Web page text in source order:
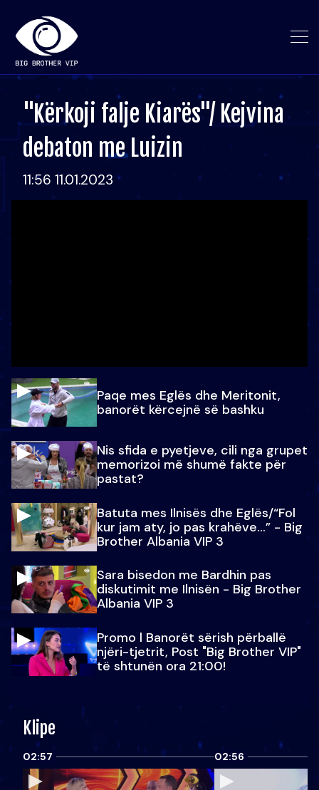
"Kërkoji falje Kiarës"/ Kejvina
debaton me Luizin
11:56 11.01.2023
Paqe mes Eglës dhe Meritonit,
banorët kërcejnë së bashku
Nis sfida e pyetjeve, cili nga grupet
memorizoi më shumë fakte për
pastat?
Batuta mes Ilnisës dhe Eglës/“Fol
kur jam aty, jo pas krahëve…” - Big
Brother Albania VIP 3
Sara bisedon me Bardhin pas
diskutimit me Ilnisën - Big Brother
Albania VIP 3
Promo l Banorët sërish përballë
njëri-tjetrit, Post "Big Brother VIP"
të shtunën ora 21:00!
Klipe
02:57 02:56